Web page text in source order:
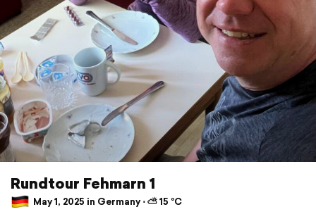
Rundtour Fehmarn 1
May 1, 2025 in Germany ⋅ ⛅ 15 °C